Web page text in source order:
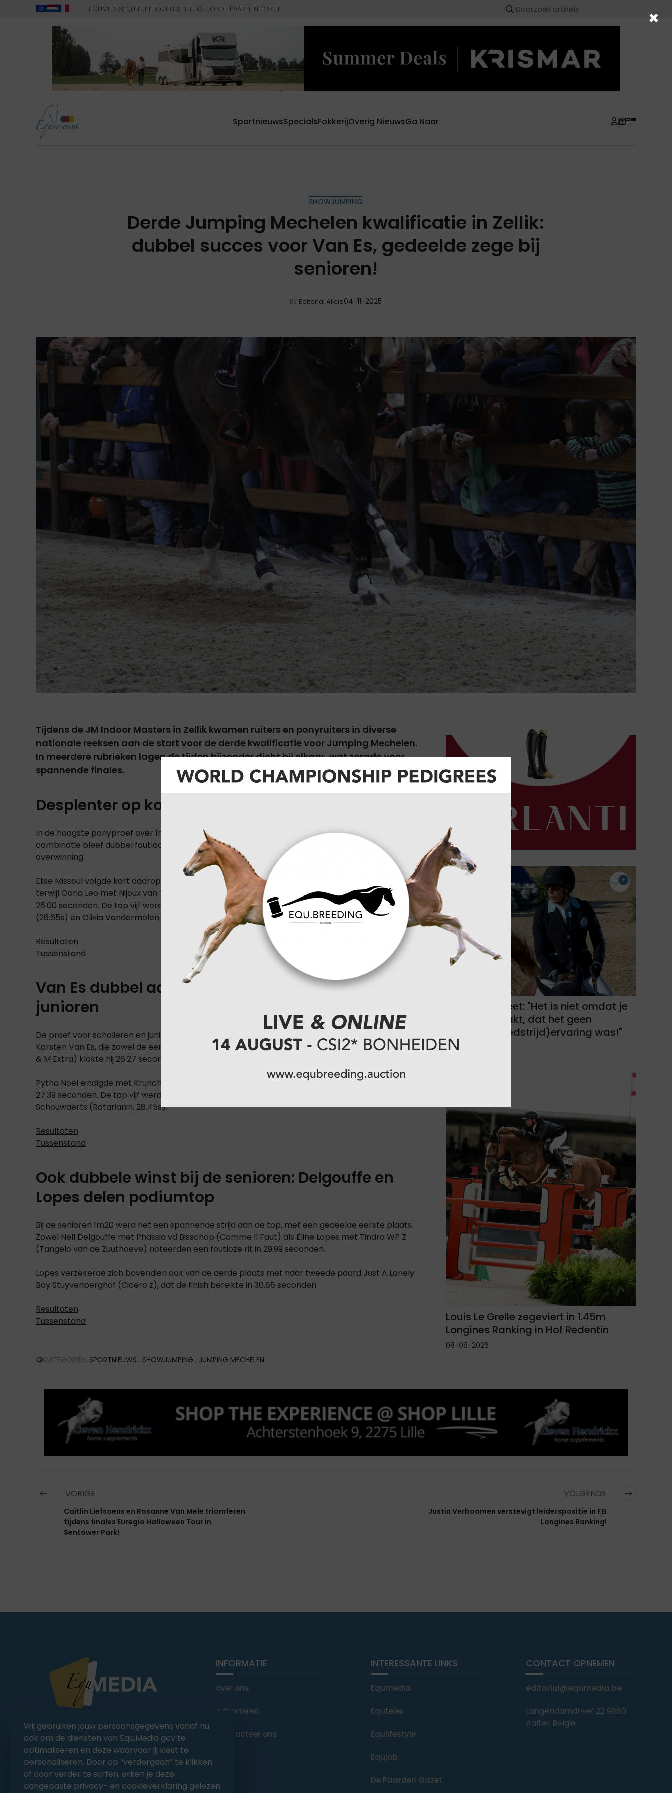
EQUMEDIAEQUITUBEEQULIFESTYLEEQUJOBDE PAARDEN GAZET
SportnieuwsSpecialsFokkerijOverig NieuwsGa Naar
SHOWJUMPING
Derde Jumping Mechelen kwalificatie in Zellik:
dubbel succes voor Van Es, gedeelde zege bij
senioren!
BY Editorial Alicia04-11-2025
Tijdens de JM Indoor Masters in Zellik kwamen ruiters en ponyruiters in diverse
nationale reeksen aan de start voor de derde kwalificatie voor Jumping Mechelen.
In meerdere rubrieken lagen de tijden bijzonder dicht bij elkaar, wat zorgde voor
spannende finales.
Desplenter op kop bij de pony's
In de hoogste ponyproef over 1m00 trok Nils Desplenter aan het langste eind met zijn Jaconda. De
combinatie bleef dubbel foutloos en finishte in 24.73 seconden, ruim voldoende voor de
overwinning.
Elise Missoul volgde kort daarop met Jackpot D’Othon (Dafydd de l'Arche) in 25.28 seconden,
terwijl Oona Leo met Nijoux van ’t Achterhof (Emmickhove"s Diego) de top drie vervolledigde in
26.00 seconden. De top vijf werd verder ingevuld door Fran Faes met Amuse Van Nachteneel
(26.65s) en Olivia Vandermolen met Woody Woodpaker (26.84s).
Resultaten
Tussenstand
Van Es dubbel aan de top bij scholieren en
junioren
De proef voor scholieren en junioren over 1m20 leverde een opvallend dubbelresultaat op voor
Karsten Van Es, die zowel de eerste als tweede plaats opeiste. Met Extraction vd Kattevennen Z (H
& M Extra) klokte hij 26.27 seconden, gevolgd door Olympic Diamond Lux in 26.67 seconden.
Pytha Noël eindigde met Krunchy D’Ockeghem (Cloud) op plaats drie na een vlekkeloze rit in
27.39 seconden. De top vijf werd vervolledigd door Xander Van Es (Big Star Z, 27.87s) en Emma
Schouwaerts (Rotarianin, 28.45s).
Resultaten
Tussenstand
Ook dubbele winst bij de senioren: Delgouffe en
Lopes delen podiumtop
Bij de senioren 1m20 werd het een spannende strijd aan de top, met een gedeelde eerste plaats.
Zowel Nell Delgouffe met Phassia vd Bisschop (Comme Il Faut) als Eline Lopes met Tindra WP Z
(Tangelo van de Zuuthoeve) noteerden een foutloze rit in 29.99 seconden.
Lopes verzekerde zich bovendien ook van de derde plaats met haar tweede paard Just A Lonely
Boy Stuyvenberghof (Cicero z), dat de finish bereikte in 30.66 seconden.
Resultaten
Tussenstand
Gudrun Patteet: "Het is niet omdat je
een fout maakt, dat het geen
positieve (wedstrijd)ervaring was!"
08-08-2026
Louis Le Grelle zegeviert in 1.45m
Longines Ranking in Hof Redentin
08-08-2026
CATEGORIËN: SPORTNIEUWS , SHOWJUMPING , JUMPING MECHELEN
VORIGE
Caitlin Liefsoens en Rosanne Van Mele triomferen
tijdens finales Euregio Halloween Tour in
Sentower Park!
VOLGENDE
Justin Verboomen verstevigt leiderspositie in FEI
Longines Ranking!
You Ride it We Write it,
Equestrian news
INFORMATIE
over ons
adverteren
Contacteer ons
INTERESSANTE LINKS
Equmedia
Equtelex
Equlifestyle
Equjob
De Paarden Gazet
CONTACT OPNEMEN
editorial@equmedia.be
Langendamdreef 22 9880
Aalter België
×
Wij gebruiken jouw persoonsgegevens vanaf nu
ook om de diensten van Equ.Media gcv te
optimaliseren en deze waarvoor jij kiest te
personaliseren. Door op “verdergaan” te klikken
of door verder te surfen, erken je deze
aangepaste privacy- en cookieverklaring gelezen